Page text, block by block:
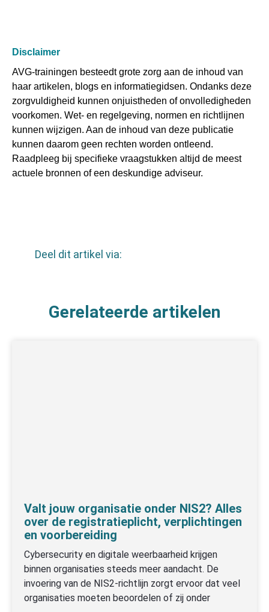
Disclaimer
AVG-trainingen besteedt grote zorg aan de inhoud van
haar artikelen, blogs en informatiegidsen. Ondanks deze
zorgvuldigheid kunnen onjuistheden of onvolledigheden
voorkomen. Wet- en regelgeving, normen en richtlijnen
kunnen wijzigen. Aan de inhoud van deze publicatie
kunnen daarom geen rechten worden ontleend.
Raadpleeg bij specifieke vraagstukken altijd de meest
actuele bronnen of een deskundige adviseur.
Deel dit artikel via:
Gerelateerde artikelen
Valt jouw organisatie onder NIS2? Alles
over de registratieplicht, verplichtingen
en voorbereiding
Cybersecurity en digitale weerbaarheid krijgen
binnen organisaties steeds meer aandacht. De
invoering van de NIS2-richtlijn zorgt ervoor dat veel
organisaties moeten beoordelen of zij onder